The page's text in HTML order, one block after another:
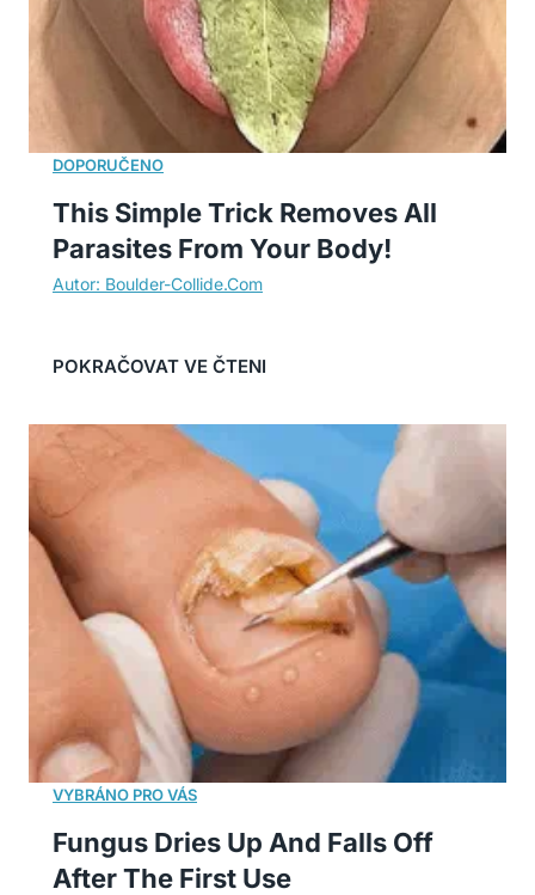
This Simple Trick Removes All
Parasites From Your Body!
Fungus Dries Up And Falls Off
After The First Use